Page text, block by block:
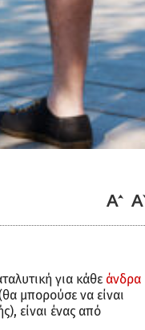
για κάθε άνδρα
μπορούσε να είναι
είναι ένας από